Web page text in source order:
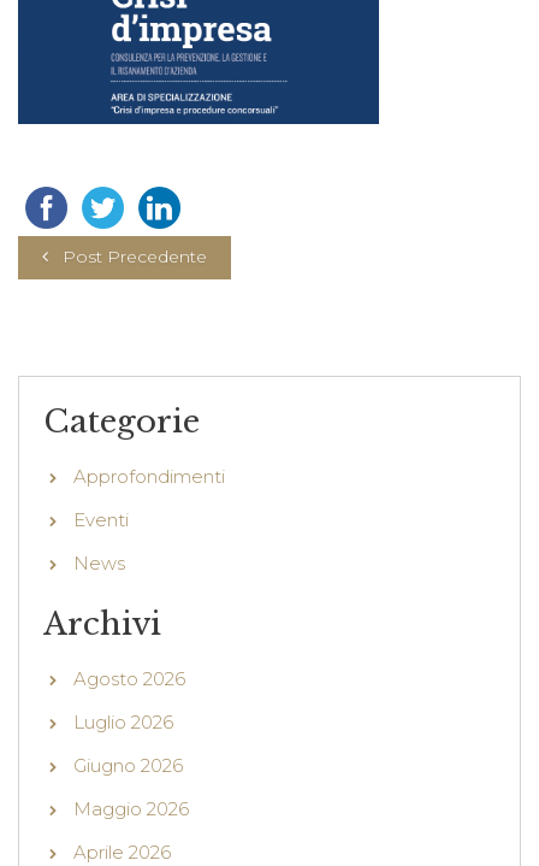
Post Precedente
Categorie
Approfondimenti
Eventi
News
Archivi
Agosto 2026
Luglio 2026
Giugno 2026
Maggio 2026
Aprile 2026